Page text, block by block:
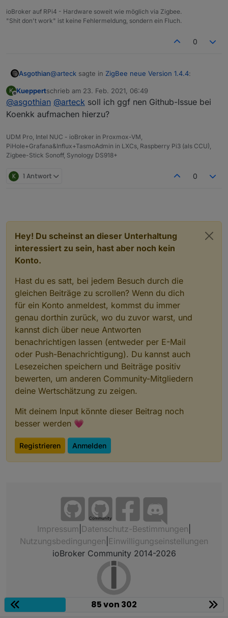
ioBroker auf RPi4 - Hardware soweit wie möglich via Zigbee.
"Shit don't work" ist keine Fehlermeldung, sondern ein Fluch.
0
Asgothian@arteck sagte in ZigBee neue Version 1.4.4:
@kueppertsagte inZigBee neue Version 1.4.4:
press","action_group":24674}
Ist es, ist aber in diesem Fall unwichtig, da die FB
A.
K
Offline
Kueppertschrieb am 23. Feb. 2021, 06:49
zuletzt editiert von
@asgothian @arteck soll ich ggf nen Github-Issue bei
Koenkk aufmachen hierzu?
UDM Pro, Intel NUC - ioBroker in Proxmox-VM,
PiHole+Grafana&Influx+TasmoAdmin in LXCs, Raspberry Pi3 (als CCU),
Zigbee-Stick Sonoff, Synology DS918+
K 1 Antwort 0
Hey! Du scheinst an dieser Unterhaltung
interessiert zu sein, hast aber noch kein
Konto.
Hast du es satt, bei jedem Besuch durch die
gleichen Beiträge zu scrollen? Wenn du dich
für ein Konto anmeldest, kommst du immer
genau dorthin zurück, wo du zuvor warst, und
kannst dich über neue Antworten
benachrichtigen lassen (entweder per E-Mail
oder Push-Benachrichtigung). Du kannst auch
Lesezeichen speichern und Beiträge positiv
bewerten, um anderen Community-Mitgliedern
deine Wertschätzung zu zeigen.
Mit deinem Input könnte dieser Beitrag noch
besser werden 💗
Registrieren Anmelden
Community
Impressum Datenschutz-Bestimmungen
Nutzungsbedingungen Einwilligungseinstellungen
ioBroker Community 2014-2026
85 von 302